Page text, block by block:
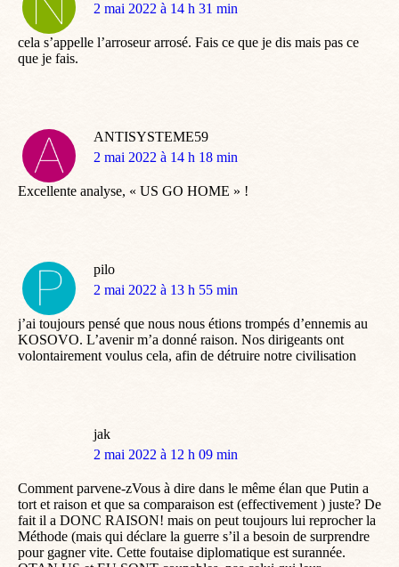
dit
2 mai 2022 à 14 h 31 min
cela s’appelle l’arroseur arrosé. Fais ce que je dis mais pas ce
que je fais.
ANTISYSTEME59
dit
2 mai 2022 à 14 h 18 min
Excellente analyse, « US GO HOME » !
pilo
dit
2 mai 2022 à 13 h 55 min
j’ai toujours pensé que nous nous étions trompés d’ennemis au
KOSOVO. L’avenir m’a donné raison. Nos dirigeants ont
volontairement voulus cela, afin de détruire notre civilisation
jak
dit
2 mai 2022 à 12 h 09 min
Comment parvene-zVous à dire dans le même élan que Putin a
tort et raison et que sa comparaison est (effectivement ) juste? De
fait il a DONC RAISON! mais on peut toujours lui reprocher la
Méthode (mais qui déclare la guerre s’il a besoin de surprendre
pour gagner vite. Cette foutaise diplomatique est surannée.